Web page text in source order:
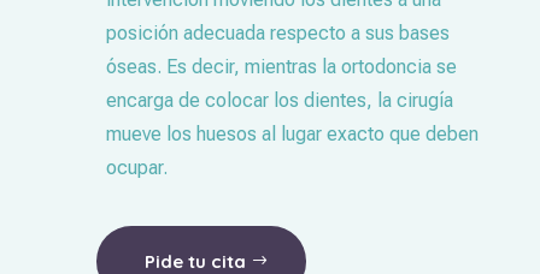
posición adecuada respecto a sus bases
óseas. Es decir, mientras la ortodoncia se
encarga de colocar los dientes, la cirugía
mueve los huesos al lugar exacto que deben
ocupar.
Pide tu cita